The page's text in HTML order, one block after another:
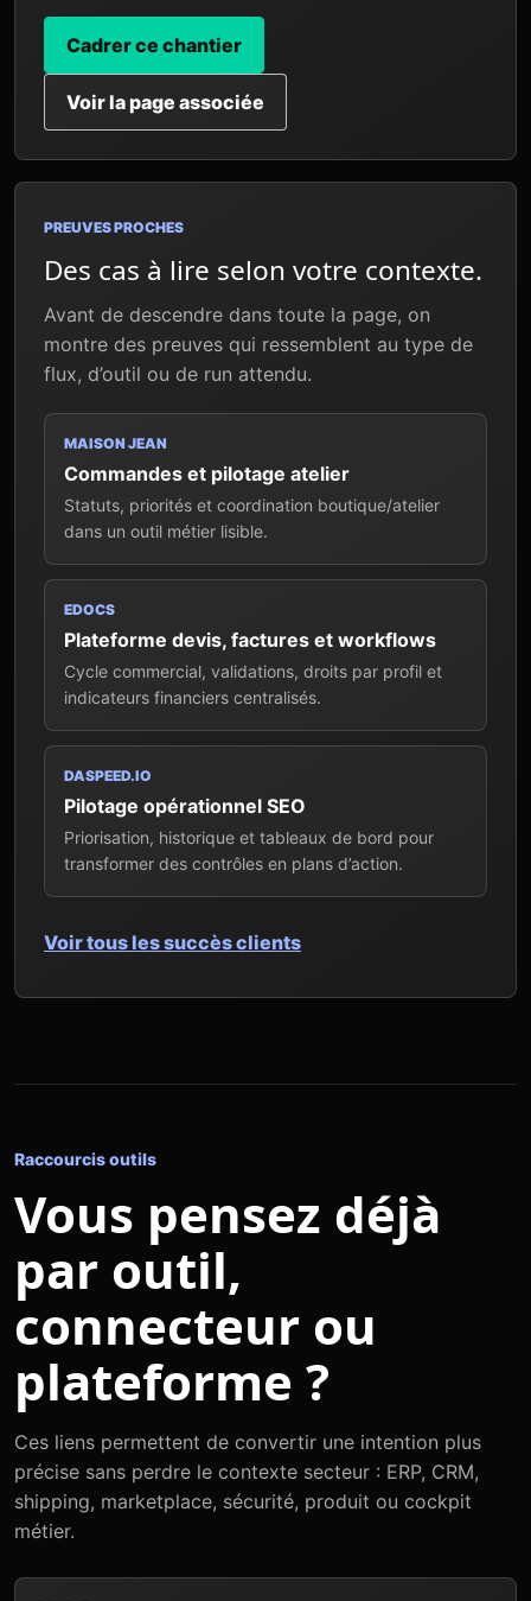
Cadrer ce chantier
Voir la page associée
PREUVES PROCHES
Des cas à lire selon votre contexte.
Avant de descendre dans toute la page, on
montre des preuves qui ressemblent au type de
flux, d’outil ou de run attendu.
MAISON JEAN
Commandes et pilotage atelier
Statuts, priorités et coordination boutique/atelier
dans un outil métier lisible.
EDOCS
Plateforme devis, factures et workflows
Cycle commercial, validations, droits par profil et
indicateurs financiers centralisés.
DASPEED.IO
Pilotage opérationnel SEO
Priorisation, historique et tableaux de bord pour
transformer des contrôles en plans d’action.
Voir tous les succès clients
Raccourcis outils
Vous pensez déjà
par outil,
connecteur ou
plateforme ?
Ces liens permettent de convertir une intention plus
précise sans perdre le contexte secteur : ERP, CRM,
shipping, marketplace, sécurité, produit ou cockpit
métier.